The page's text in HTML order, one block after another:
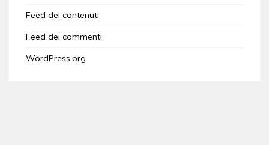
Feed dei contenuti
Feed dei commenti
WordPress.org